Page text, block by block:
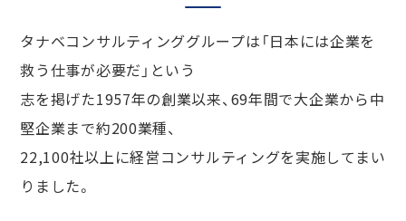
タナベコンサルティンググループは「日本には企業を
救う仕事が必要だ」という
志を掲げた1957年の創業以来、 69年間で大企業から中
堅企業まで約200業種、
22,100社以上に経営コンサルティングを実施してまい
りました。